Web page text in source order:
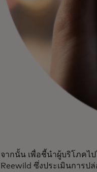
จากนั้น เพื่อชี้นำผู้บริโภคไ
Reewild ซึ่งประเมินการ